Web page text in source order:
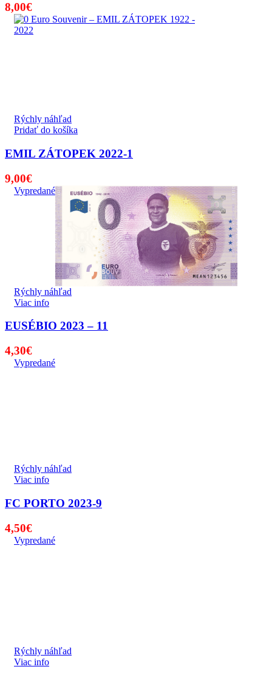
8,00€
Rýchly náhľad
Pridať do košíka
EMIL ZÁTOPEK 2022-1
9,00€
Vypredané
Rýchly náhľad
Viac info
EUSÉBIO 2023 – 11
4,30€
Vypredané
Rýchly náhľad
Viac info
FC PORTO 2023-9
4,50€
Vypredané
Rýchly náhľad
Viac info